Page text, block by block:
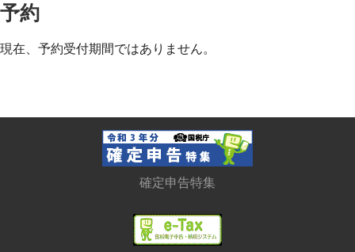
予約
現在、予約受付期間ではありません。
確定申告特集